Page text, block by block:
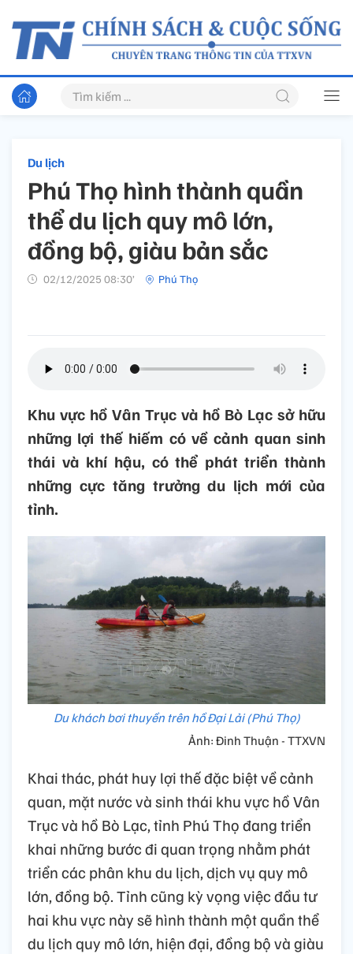
Du lịch
Phú Thọ hình thành quần
thể du lịch quy mô lớn,
đồng bộ, giàu bản sắc
02/12/2025 08:30’ Phú Thọ
Khu vực hồ Vân Trục và hồ Bò Lạc sở hữu
những lợi thế hiếm có về cảnh quan sinh
thái và khí hậu, có thể phát triển thành
những cực tăng trưởng du lịch mới của
tỉnh.
Du khách bơi thuyền trên hồ Đại Lải (Phú Thọ)
Ảnh: Đinh Thuận - TTXVN
Khai thác, phát huy lợi thế đặc biệt về cảnh
quan, mặt nước và sinh thái khu vực hồ Vân
Trục và hồ Bò Lạc, tỉnh Phú Thọ đang triển
khai những bước đi quan trọng nhằm phát
triển các phân khu du lịch, dịch vụ quy mô
lớn, đồng bộ. Tỉnh cũng kỳ vọng việc đầu tư
hai khu vực này sẽ hình thành một quần thể
du lịch quy mô lớn, hiện đại, đồng bộ và giàu